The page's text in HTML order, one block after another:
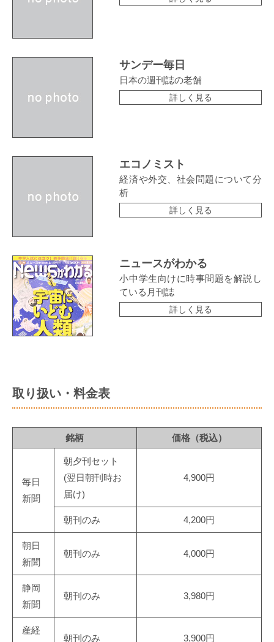
サンデー毎日
日本の週刊誌の老舗
詳しく見る
エコノミスト
経済や外交、社会問題について分
析
詳しく見る
ニュースがわかる
小中学生向けに時事問題を解説し
ている月刊誌
詳しく見る
取り扱い・料金表
銘柄 価格（税込）
毎日
新聞
朝夕刊セット
(翌日朝刊時お
届け)
4,900円
朝刊のみ 4,200円
朝日
新聞
朝刊のみ 4,000円
静岡
新聞
朝刊のみ 3,980円
産経
朝刊のみ 3,900円